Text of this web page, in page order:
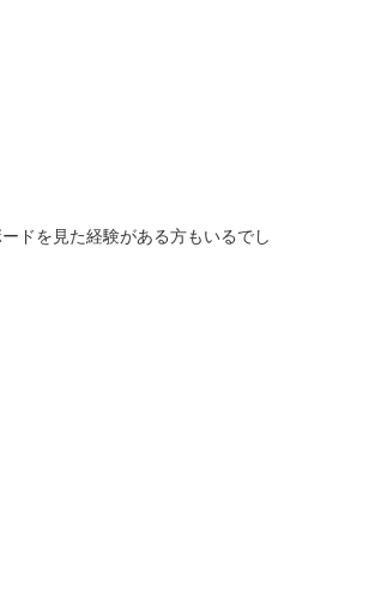
ドを見た経験がある方もいるでし